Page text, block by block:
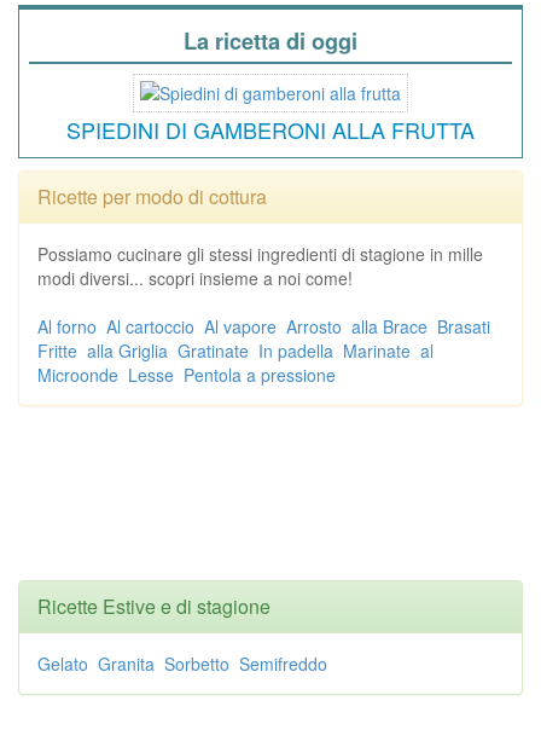
La ricetta di oggi
SPIEDINI DI GAMBERONI ALLA FRUTTA
Ricette per modo di cottura
Possiamo cucinare gli stessi ingredienti di stagione in mille
modi diversi... scopri insieme a noi come!
Al forno Al cartoccio Al vapore Arrosto alla Brace Brasati
Fritte alla Griglia Gratinate In padella Marinate al
Microonde Lesse Pentola a pressione
Ricette Estive e di stagione
Gelato Granita Sorbetto Semifreddo